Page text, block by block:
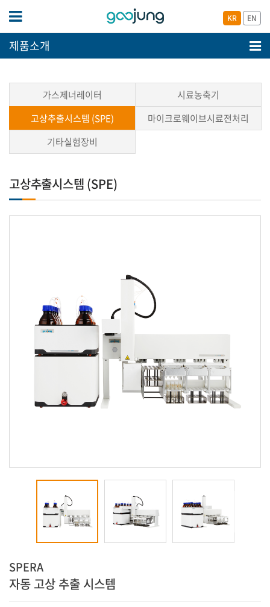
KR EN
제품소개
가스제너레이터
시료농축기
고상추출시스템 (SPE)
마이크로웨이브시료전처리
기타실험장비
고상추출시스템 (SPE)
SPERA
자동 고상 추출 시스템